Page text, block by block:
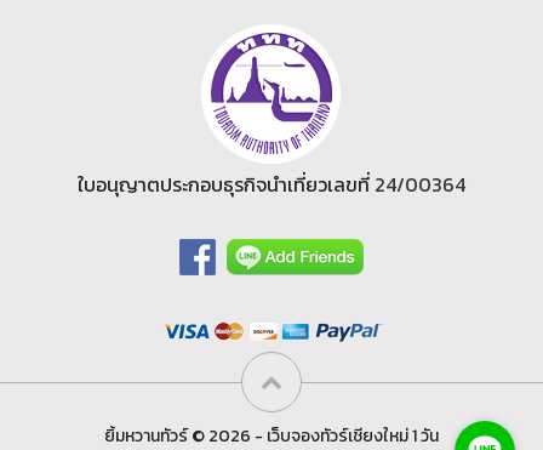
ใบอนุญาตประกอบธุรกิจนำเที่ยวเลขที่ 24/00364
ยิ้มหวานทัวร์ © 2026 - เว็บจองทัวร์เชียงใหม่ 1 วัน